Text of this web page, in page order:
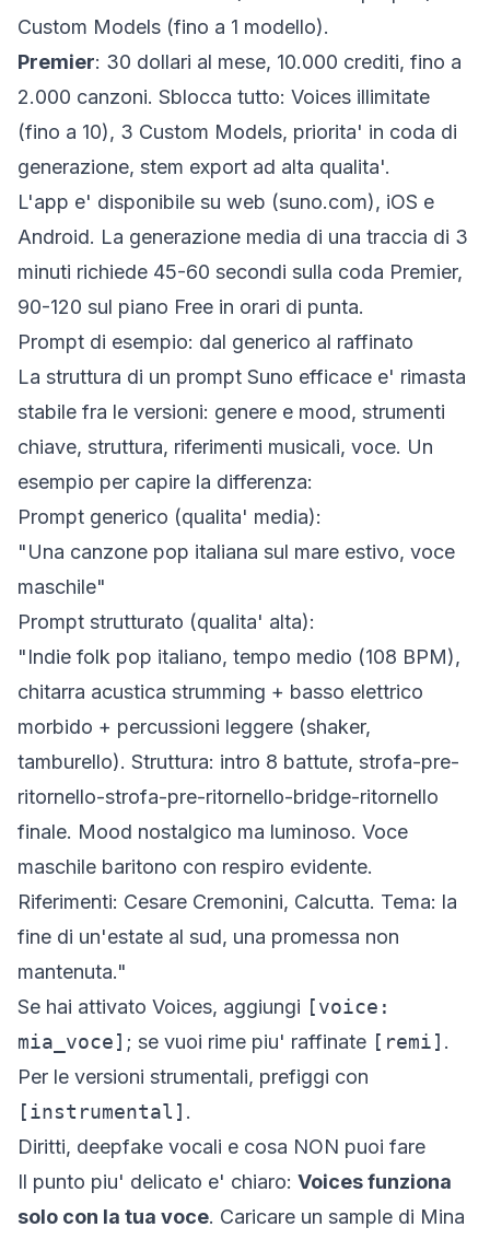
Custom Models (fino a 1 modello).
Premier: 30 dollari al mese, 10.000 crediti, fino a
2.000 canzoni. Sblocca tutto: Voices illimitate
(fino a 10), 3 Custom Models, priorita' in coda di
generazione, stem export ad alta qualita'.
L'app e' disponibile su web (suno.com), iOS e
Android. La generazione media di una traccia di 3
minuti richiede 45-60 secondi sulla coda Premier,
90-120 sul piano Free in orari di punta.
Prompt di esempio: dal generico al raffinato
La struttura di un prompt Suno efficace e' rimasta
stabile fra le versioni: genere e mood, strumenti
chiave, struttura, riferimenti musicali, voce. Un
esempio per capire la differenza:
Prompt generico (qualita' media):
"Una canzone pop italiana sul mare estivo, voce
maschile"
Prompt strutturato (qualita' alta):
"Indie folk pop italiano, tempo medio (108 BPM),
chitarra acustica strumming + basso elettrico
morbido + percussioni leggere (shaker,
tamburello). Struttura: intro 8 battute, strofa-pre-
ritornello-strofa-pre-ritornello-bridge-ritornello
finale. Mood nostalgico ma luminoso. Voce
maschile baritono con respiro evidente.
Riferimenti: Cesare Cremonini, Calcutta. Tema: la
fine di un'estate al sud, una promessa non
mantenuta."
Se hai attivato Voices, aggiungi [voice:
mia_voce] ; se vuoi rime piu' raffinate [remi] .
Per le versioni strumentali, prefiggi con
[instrumental] .
Diritti, deepfake vocali e cosa NON puoi fare
Il punto piu' delicato e' chiaro: Voices funziona
solo con la tua voce. Caricare un sample di Mina